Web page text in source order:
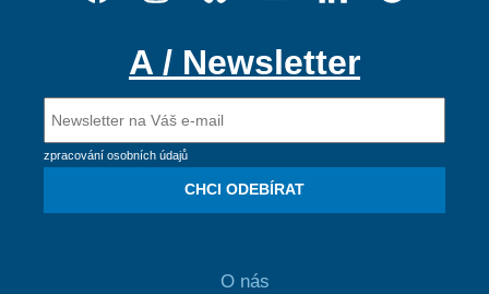
A / Newsletter
zpracování osobních údajů
CHCI ODEBÍRAT
O nás